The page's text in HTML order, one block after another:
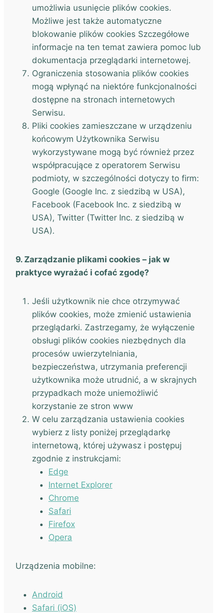
umożliwia usunięcie plików cookies.
Możliwe jest także automatyczne
blokowanie plików cookies Szczegółowe
informacje na ten temat zawiera pomoc lub
dokumentacja przeglądarki internetowej.
Ograniczenia stosowania plików cookies
mogą wpłynąć na niektóre funkcjonalności
dostępne na stronach internetowych
Serwisu.
Pliki cookies zamieszczane w urządzeniu
końcowym Użytkownika Serwisu
wykorzystywane mogą być również przez
współpracujące z operatorem Serwisu
podmioty, w szczególności dotyczy to firm:
Google (Google Inc. z siedzibą w USA),
Facebook (Facebook Inc. z siedzibą w
USA), Twitter (Twitter Inc. z siedzibą w
USA).
9. Zarządzanie plikami cookies – jak w
praktyce wyrażać i cofać zgodę?
Jeśli użytkownik nie chce otrzymywać
plików cookies, może zmienić ustawienia
przeglądarki. Zastrzegamy, że wyłączenie
obsługi plików cookies niezbędnych dla
procesów uwierzytelniania,
bezpieczeństwa, utrzymania preferencji
użytkownika może utrudnić, a w skrajnych
przypadkach może uniemożliwić
korzystanie ze stron www
W celu zarządzania ustawienia cookies
wybierz z listy poniżej przeglądarkę
internetową, której używasz i postępuj
zgodnie z instrukcjami:
Edge
Internet Explorer
Chrome
Safari
Firefox
Opera
Urządzenia mobilne:
Android
Safari (iOS)